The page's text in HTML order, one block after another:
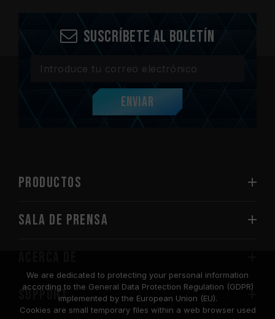
Suscríbete al boletín
Enviar
PRODUCTOS
Sala de prensa
SUPPORT
We are dedicated to protecting your personal information
according to the General Data Protection Regulation (GDPR)
implemented by the European Union (EU).
Cookies are small temporary files within a web browser used